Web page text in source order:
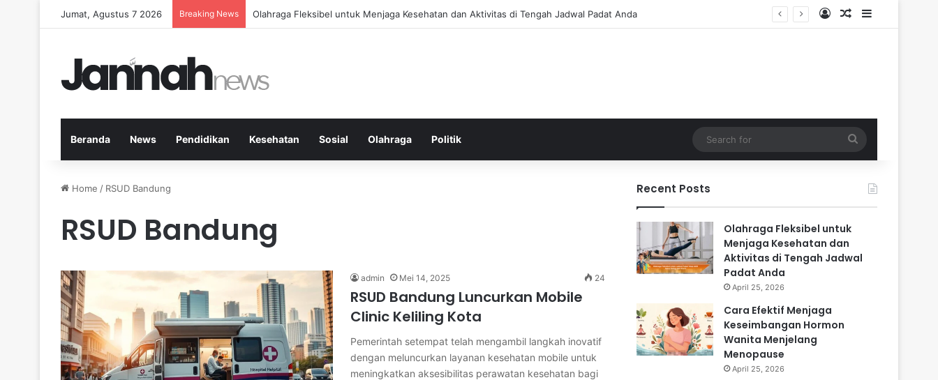
Jumat, Agustus 7 2026 Breaking News Cara Efektif Menjaga Keseimbangan Hormon Wanita Menjelang Menopause Log InRandom Article
Sidebar
Beranda News Pendidikan Kesehatan Sosial Olahraga Politik
for
Home / RSUD Bandung
RSUD Bandung
admin Mei 14, 2025 24
RSUD Bandung Luncurkan Mobile
Clinic Keliling Kota
Pemerintah setempat telah mengambil langkah inovatif
dengan meluncurkan layanan kesehatan mobile untuk
meningkatkan aksesibilitas perawatan kesehatan bagi
Recent Posts
Olahraga Fleksibel untuk
Menjaga Kesehatan dan
Aktivitas di Tengah Jadwal
Padat Anda
April 25, 2026
Cara Efektif Menjaga
Keseimbangan Hormon
Wanita Menjelang
Menopause
April 25, 2026